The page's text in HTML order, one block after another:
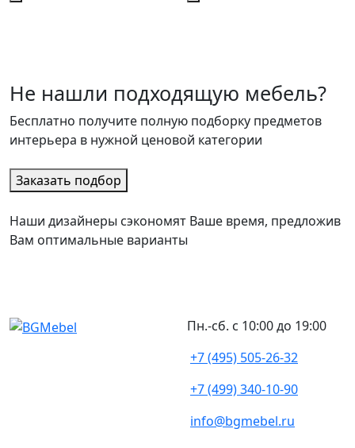
Не нашли подходящую мебель?
Бесплатно получите полную подборку предметов
интерьера в нужной ценовой категории
Заказать подбор
Наши дизайнеры сэкономят Ваше время, предложив
Вам оптимальные варианты
Пн.-сб. с 10:00 до 19:00
+7 (495) 505-26-32
+7 (499) 340-10-90
info@bgmebel.ru